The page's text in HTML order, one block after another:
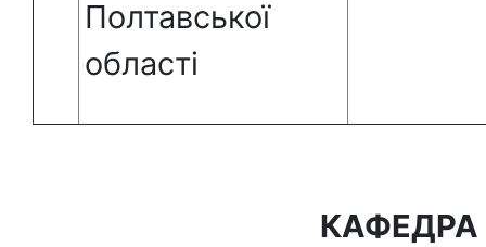
Полтавської
області
КАФЕДРА